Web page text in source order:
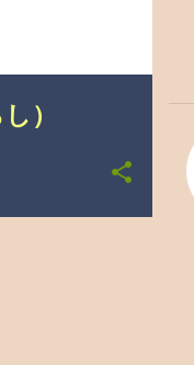
）